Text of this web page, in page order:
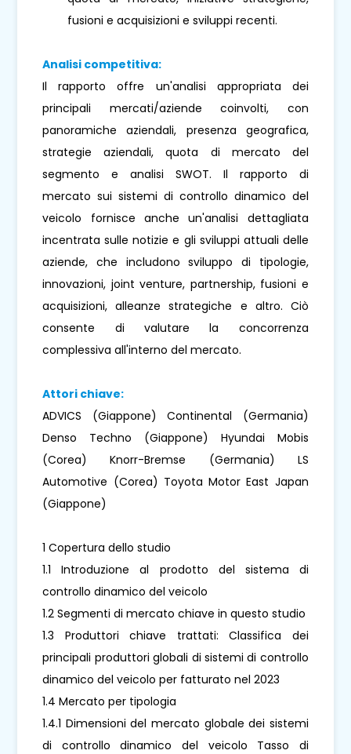
fusioni e acquisizioni e sviluppi recenti.
Analisi competitiva:
Il rapporto offre un'analisi appropriata dei
principali mercati/aziende coinvolti, con
panoramiche aziendali, presenza geografica,
strategie aziendali, quota di mercato del
segmento e analisi SWOT. Il rapporto di
mercato sui sistemi di controllo dinamico del
veicolo fornisce anche un'analisi dettagliata
incentrata sulle notizie e gli sviluppi attuali delle
aziende, che includono sviluppo di tipologie,
innovazioni, joint venture, partnership, fusioni e
acquisizioni, alleanze strategiche e altro. Ciò
consente di valutare la concorrenza
complessiva all'interno del mercato.
Attori chiave:
ADVICS (Giappone) Continental (Germania)
Denso Techno (Giappone) Hyundai Mobis
(Corea) Knorr-Bremse (Germania) LS
Automotive (Corea) Toyota Motor East Japan
(Giappone)
1 Copertura dello studio
1.1 Introduzione al prodotto del sistema di
controllo dinamico del veicolo
1.2 Segmenti di mercato chiave in questo studio
1.3 Produttori chiave trattati: Classifica dei
principali produttori globali di sistemi di controllo
dinamico del veicolo per fatturato nel 2023
1.4 Mercato per tipologia
1.4.1 Dimensioni del mercato globale dei sistemi
di controllo dinamico del veicolo Tasso di